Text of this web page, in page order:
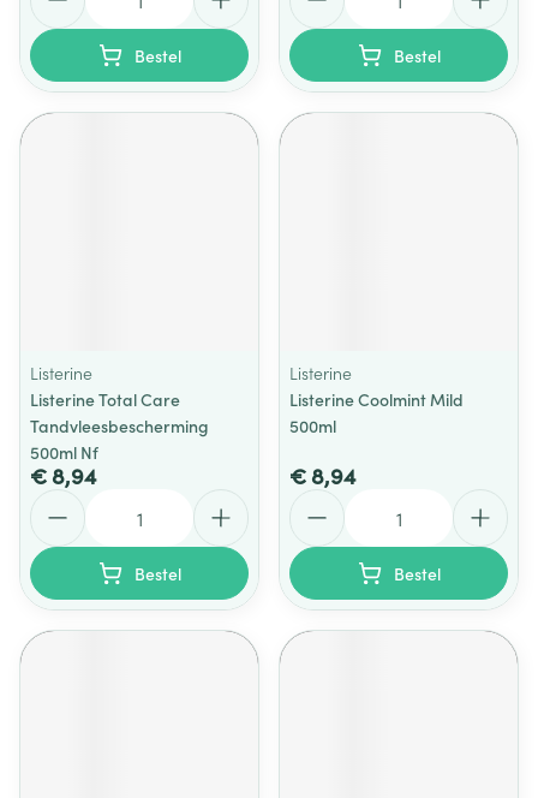
Bestel Bestel
Listerine
Listerine Total Care
Tandvleesbescherming
500ml Nf
€ 8,94
Bestel
Listerine
Listerine Coolmint Mild
500ml
€ 8,94
Bestel